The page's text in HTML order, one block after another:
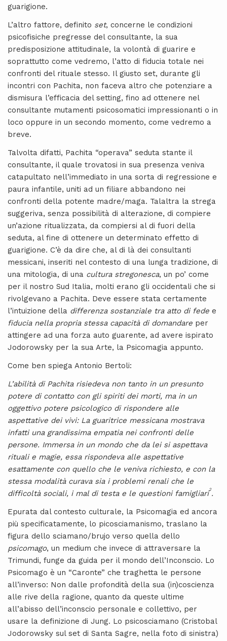
guarigione.
L’altro fattore, definito set, concerne le condizioni
psicofisiche pregresse del consultante, la sua
predisposizione attitudinale, la volontà di guarire e
soprattutto come vedremo, l’atto di fiducia totale nei
confronti del rituale stesso. Il giusto set, durante gli
incontri con Pachita, non faceva altro che potenziare a
dismisura l’efficacia del setting, fino ad ottenere nel
consultante mutamenti psicosomatici impressionanti o in
loco oppure in un secondo momento, come vedremo a
breve.
Talvolta difatti, Pachita “operava” seduta stante il
consultante, il quale trovatosi in sua presenza veniva
catapultato nell’immediato in una sorta di regressione e
paura infantile, uniti ad un filiare abbandono nei
confronti della potente madre/maga. Talaltra la strega
suggeriva, senza possibilità di alterazione, di compiere
un’azione ritualizzata, da compiersi al di fuori della
seduta, al fine di ottenere un determinato effetto di
guarigione. C’è da dire che, al di là dei consultanti
messicani, inseriti nel contesto di una lunga tradizione, di
una mitologia, di una cultura stregonesca, un po’ come
per il nostro Sud Italia, molti erano gli occidentali che si
rivolgevano a Pachita. Deve essere stata certamente
l’intuizione della differenza sostanziale tra atto di fede e
fiducia nella propria stessa capacità di domandare per
attingere ad una forza auto guarente, ad avere ispirato
Jodorowsky per la sua Arte, la Psicomagia appunto.
Come ben spiega Antonio Bertoli:
L’abilità di Pachita risiedeva non tanto in un presunto
potere di contatto con gli spiriti dei morti, ma in un
oggettivo potere psicologico di rispondere alle
aspettative dei vivi: La guaritrice messicana mostrava
infatti una grandissima empatia nei confronti delle
persone. Immersa in un mondo che da lei si aspettava
rituali e magie, essa rispondeva alle aspettative
esattamente con quello che le veniva richiesto, e con la
stessa modalità curava sia i problemi renali che le
difficoltà sociali, i mal di testa e le questioni famigliari2.
Epurata dal contesto culturale, la Psicomagia ed ancora
più specificatamente, lo picosciamanismo, traslano la
figura dello sciamano/brujo verso quella dello
psicomago, un medium che invece di attraversare la
Trimundi, funge da guida per il mondo dell’Inconscio. Lo
Psicomago è un “Caronte” che traghetta le persone
all’inverso: Non dalle profondità della sua (in)coscienza
alle rive della ragione, quanto da queste ultime
all’abisso dell’inconscio personale e collettivo, per
usare la definizione di Jung. Lo psicosciamano (Cristobal
Jodorowsky sul set di Santa Sagre, nella foto di sinistra)